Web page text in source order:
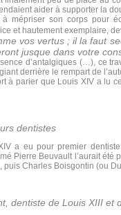
aider à supporter la
à mépriser son corps pour
et hautement exemplaire,
vos vertus ; il la faut
jusque dans votre
d’antalgiques (…), ce
derrière le rempart de
à parier que Louis XIV a lu
dentistes
a eu pour premier
Pierre Beuvault l’aurait été
puis Charles Boisgontin (ou
dentiste de Louis XIII et